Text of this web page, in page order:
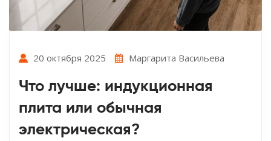
20 октября 2025 Маргарита Васильева
Что лучше: индукционная
плита или обычная
электрическая?